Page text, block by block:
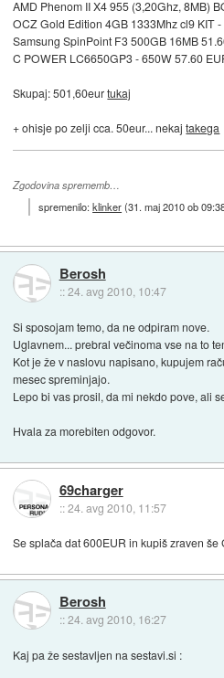
AMD Phenom II X4 955 (3,20Ghz, 8MB)
OCZ Gold Edition 4GB 1333Mhz cl9 KIT
Samsung SpinPoint F3 500GB 16MB
C POWER LC6650GP3 - 650W 57.60
Skupaj: 501,60eurtukaj
+ ohisje po zelji cca. 50eur... nekajtakega
Zgodovina sprememb…
spremenilo:klinker(31. maj 2010 ob
Berosh
::24. avg 2010, 10:47
Si sposojam temo, da ne odpiram nove.
Uglavnem... prebral večinoma vse na to
Kot je že v naslovu napisano, kupujem
mesec spreminjajo.
Lepo bi vas prosil, da mi nekdo pove, ali
Hvala za morebiten odgovor.
69charger
::24. avg 2010, 11:57
Se splača dat 600EUR in kupiš zraven
Berosh
::24. avg 2010, 16:27
Kaj pa že sestavljen na sestavi.si :